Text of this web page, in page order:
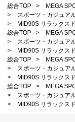
総合TOP > MEGA
>
スポーツ・カジュア
>
MID90S リラックス
総合TOP
> MEGA
>
スポーツ・カジュア
>
MID90S リラックス
総合TOP
> MEGA
>
スポーツ・カジュア
>
MID90S リラックス
総合TOP
> MEGA
>
スポーツ・カジュア
>
MID90S リラックス